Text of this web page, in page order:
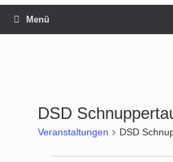
Menü
DSD
Veranstaltungen DSD